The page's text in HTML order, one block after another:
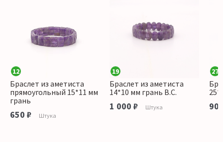
12
Браслет из аметиста
прямоугольный 15*11 мм
грань
650 ₽ Штука
19
Браслет из аметиста
14*10 мм грань В.С.
1 000 ₽ Штука
27